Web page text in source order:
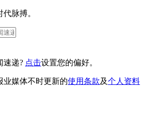
脉搏。
速递? 点击设置您的偏好。
业媒体不时更新的使用条款及个人资料